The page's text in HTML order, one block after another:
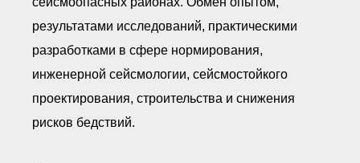
результатами исследований, практическими
разработками в сфере нормирования,
инженерной сейсмологии, сейсмостойкого
проектирования, строительства и снижения
рисков бедствий.